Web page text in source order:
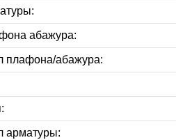
абажура:
плафона/абажура:
арматуры: